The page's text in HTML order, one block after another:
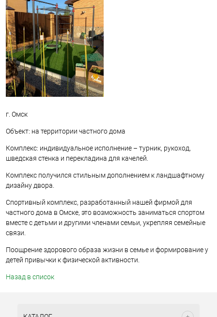
г. Омск
Объект: на территории частного дома
Комплекс: индивидуальное исполнение – турник, рукоход,
шведская стенка и перекладина для качелей.
Комплекс получился стильным дополнением к ландшафтному
дизайну двора.
Спортивный комплекс, разработанный нашей фирмой для
частного дома в Омске, это возможность заниматься спортом
вместе с детьми и другими членами семьи, укрепляя семейные
связи.
Поощрение здорового образа жизни в семье и формирование у
детей привычки к физической активности.
Назад в список